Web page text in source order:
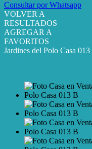
Consultar por Whatsapp
VOLVER A
RESULTADOS
AGREGAR A
FAVORITOS
Jardines del Polo Casa 013